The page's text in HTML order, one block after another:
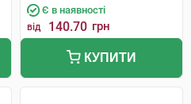
Є в наявності
від 140.70 грн
КУПИТИ